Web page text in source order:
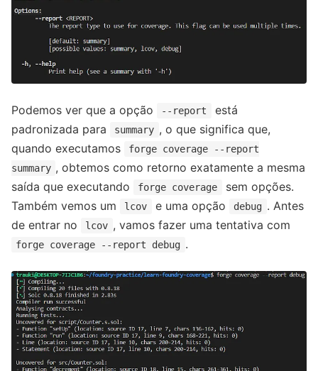
Podemos ver que a opção --report
está
padronizada para
summary , o que significa que,
quando executamos
forge coverage --report
summary , obtemos como retorno exatamente a mesma
saída que executando
forge coverage
sem opções.
Também vemos um
lcov e uma opção debug . Antes
de entrar no
lcov , vamos fazer uma tentativa com
forge coverage --report debug .